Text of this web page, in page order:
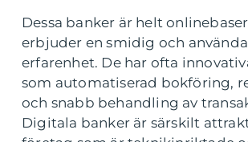
Dessa banker är helt
erbjuder en smidig och
erfarenhet. De har ofta
som automatiserad bokföring,
och snabb behandling av
Digitala banker är särskilt